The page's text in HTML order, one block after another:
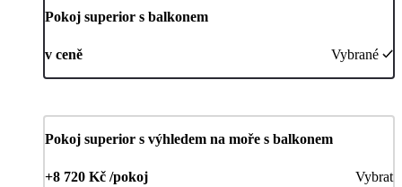
Pokoj superior s balkonem
v ceně Vybrané
Pokoj superior s výhledem na moře s balkonem
+8 720 Kč /pokoj Vybrat